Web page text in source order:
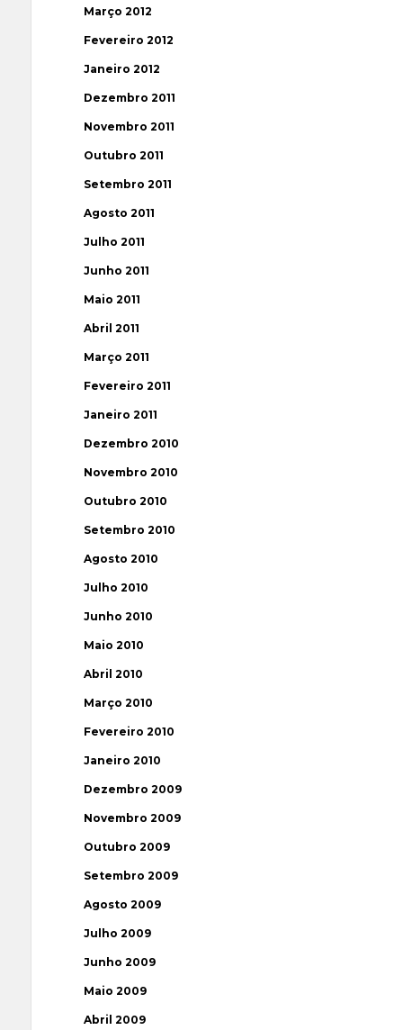
Março 2012
Fevereiro 2012
Janeiro 2012
Dezembro 2011
Novembro 2011
Outubro 2011
Setembro 2011
Agosto 2011
Julho 2011
Junho 2011
Maio 2011
Abril 2011
Março 2011
Fevereiro 2011
Janeiro 2011
Dezembro 2010
Novembro 2010
Outubro 2010
Setembro 2010
Agosto 2010
Julho 2010
Junho 2010
Maio 2010
Abril 2010
Março 2010
Fevereiro 2010
Janeiro 2010
Dezembro 2009
Novembro 2009
Outubro 2009
Setembro 2009
Agosto 2009
Julho 2009
Junho 2009
Maio 2009
Abril 2009